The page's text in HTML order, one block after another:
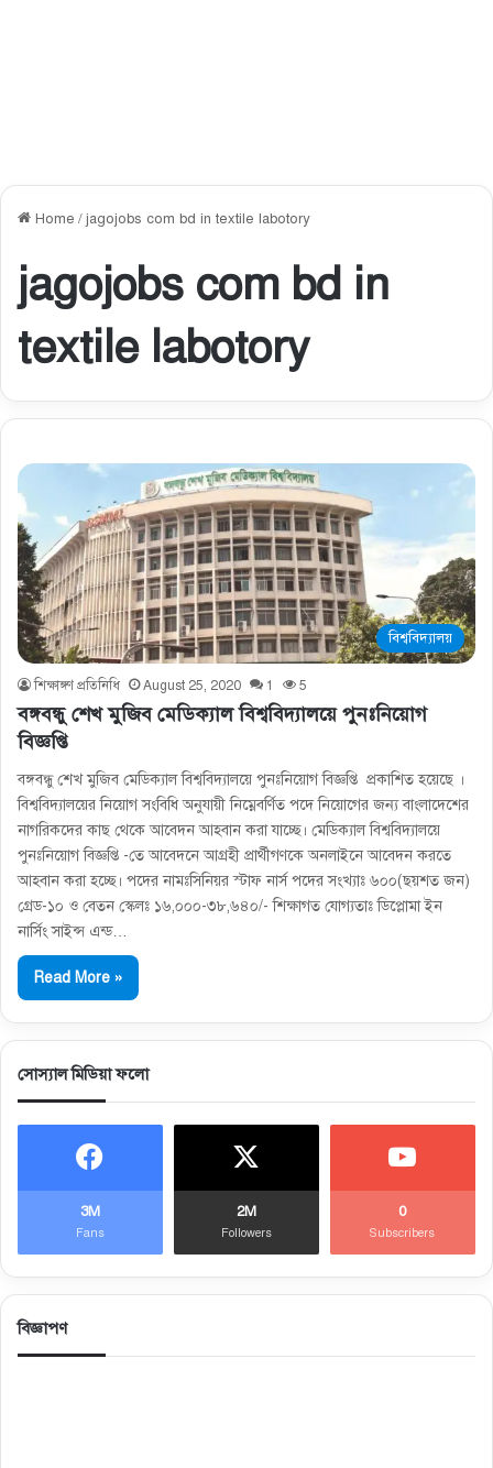
Home /jagojobs com bd in textile labotory
jagojobs com bd in
textile labotory
বিশ্ববিদ্যালয়
শিক্ষাঙ্গণ প্রতিনিধি August 25, 2020 1 5
বঙ্গবন্ধু শেখ মুজিব মেডিক্যাল বিশ্ববিদ্যালয়ে পুনঃনিয়ােগ
বিজ্ঞপ্তি
বঙ্গবন্ধু শেখ মুজিব মেডিক্যাল বিশ্ববিদ্যালয়ে পুনঃনিয়ােগ বিজ্ঞপ্তি প্রকাশিত হয়েছে ।
বিশ্ববিদ্যালয়ের নিয়ােগ সংবিধি অনুযায়ী নিম্নেবর্ণিত পদে নিয়ােগের জন্য বাংলাদেশের
নাগরিকদের কাছ থেকে আবেদন আহবান করা যাচ্ছে। মেডিক্যাল বিশ্ববিদ্যালয়ে
পুনঃনিয়ােগ বিজ্ঞপ্তি -তে আবেদনে আগ্রহী প্রার্থীগণকে অনলাইনে আবেদন করতে
আহবান করা হচ্ছে। পদের নামঃসিনিয়র স্টাফ নার্স পদের সংখ্যাঃ ৬০০(ছয়শত জন)
গ্রেড-১০ ও বেতন স্কেলঃ ১৬,০০০-৩৮,৬৪০/- শিক্ষাগত যােগ্যতাঃ ডিপ্লোমা ইন
নার্সিং সাইন্স এন্ড…
Read More »
সোস্যাল মিডিয়া ফলো
3M
Fans
2M
Followers
0
Subscribers
বিজ্ঞাপণ